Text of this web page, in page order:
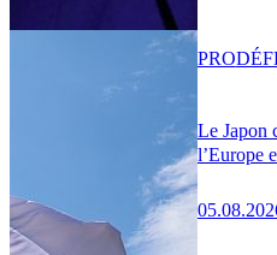
Le Japon
l’Europe
PRO